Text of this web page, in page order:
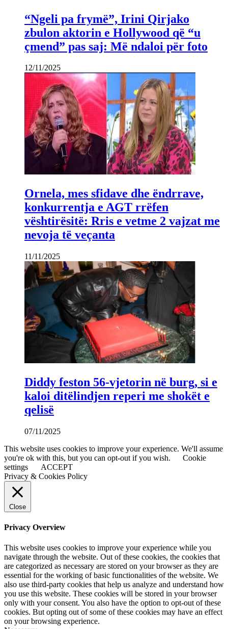
“Ngeli pa frymë”, Irini Qirjako
zbulon aktorin e Hollywood që “u
çmend” pas saj: Më ndaloi për foto
12/11/2025
Ornela, mes sfidave dhe ëndrrave,
konkurrentja e AGT rrëfen
vështirësitë: Rris e vetme 2 vajzat me
nevoja të veçanta
11/11/2025
Diddy feston 56-vjetorin në burg, si e
kaloi ditëlindjen reperi me shokët e
qelisë
07/11/2025
This website uses cookies to improve your experience. We'll assume
you're ok with this, but you can opt-out if you wish.
Cookie
settings
ACCEPT
Privacy & Cookies Policy
Close
Privacy Overview
This website uses cookies to improve your experience while you
navigate through the website. Out of these cookies, the cookies that
are categorized as necessary are stored on your browser as they are
essential for the working of basic functionalities of the website. We
also use third-party cookies that help us analyze and understand how
you use this website. These cookies will be stored in your browser
only with your consent. You also have the option to opt-out of these
cookies. But opting out of some of these cookies may have an effect
on your browsing experience.